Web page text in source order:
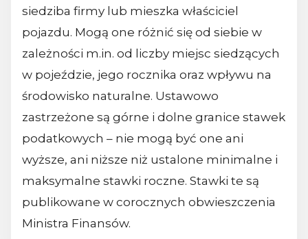
siedziba firmy lub mieszka właściciel
pojazdu. Mogą one różnić się od siebie w
zależności m.in. od liczby miejsc siedzących
w pojeździe, jego rocznika oraz wpływu na
środowisko naturalne. Ustawowo
zastrzeżone są górne i dolne granice stawek
podatkowych – nie mogą być one ani
wyższe, ani niższe niż ustalone minimalne i
maksymalne stawki roczne. Stawki te są
publikowane w corocznych obwieszczenia
Ministra Finansów.